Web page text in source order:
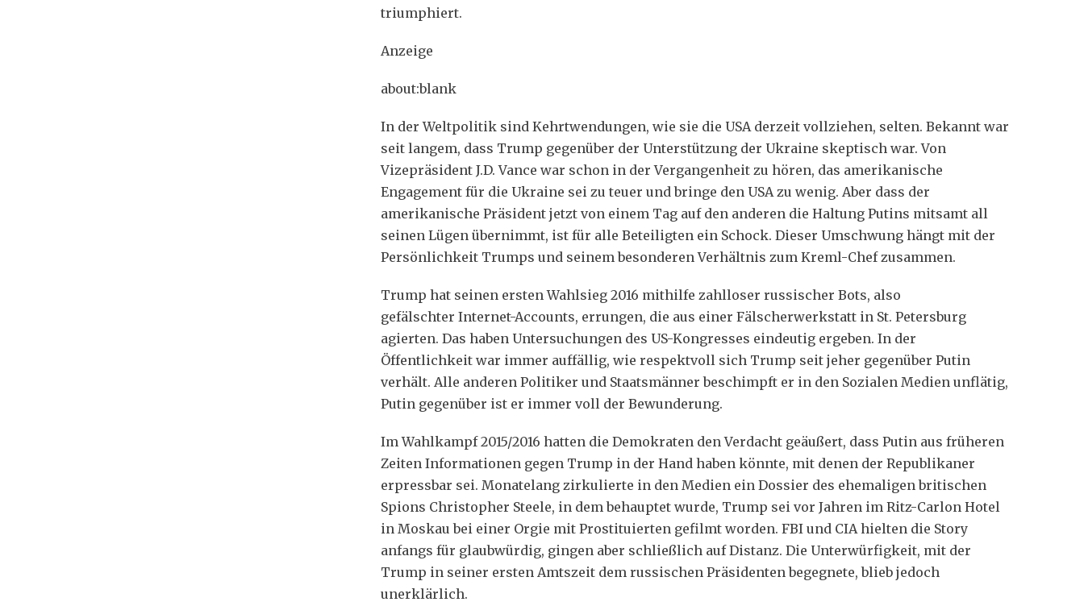
triumphiert.
Anzeige
about:blank
In der Weltpolitik sind Kehrtwendungen, wie sie die USA derzeit vollziehen, selten. Bekannt war
seit langem, dass Trump gegenüber der Unterstützung der Ukraine skeptisch war. Von
Vizepräsident J.D. Vance war schon in der Vergangenheit zu hören, das amerikanische
Engagement für die Ukraine sei zu teuer und bringe den USA zu wenig. Aber dass der
amerikanische Präsident jetzt von einem Tag auf den anderen die Haltung Putins mitsamt all
seinen Lügen übernimmt, ist für alle Beteiligten ein Schock. Dieser Umschwung hängt mit der
Persönlichkeit Trumps und seinem besonderen Verhältnis zum Kreml-Chef zusammen.
Trump hat seinen ersten Wahlsieg 2016 mithilfe zahlloser russischer Bots, also
gefälschter Internet-Accounts, errungen, die aus einer Fälscherwerkstatt in St. Petersburg
agierten. Das haben Untersuchungen des US-Kongresses eindeutig ergeben. In der
Öffentlichkeit war immer auffällig, wie respektvoll sich Trump seit jeher gegenüber Putin
verhält. Alle anderen Politiker und Staatsmänner beschimpft er in den Sozialen Medien unflätig,
Putin gegenüber ist er immer voll der Bewunderung.
Im Wahlkampf 2015/2016 hatten die Demokraten den Verdacht geäußert, dass Putin aus früheren
Zeiten Informationen gegen Trump in der Hand haben könnte, mit denen der Republikaner
erpressbar sei. Monatelang zirkulierte in den Medien ein Dossier des ehemaligen britischen
Spions Christopher Steele, in dem behauptet wurde, Trump sei vor Jahren im Ritz-Carlon Hotel
in Moskau bei einer Orgie mit Prostituierten gefilmt worden. FBI und CIA hielten die Story
anfangs für glaubwürdig, gingen aber schließlich auf Distanz. Die Unterwürfigkeit, mit der
Trump in seiner ersten Amtszeit dem russischen Präsidenten begegnete, blieb jedoch
unerklärlich.